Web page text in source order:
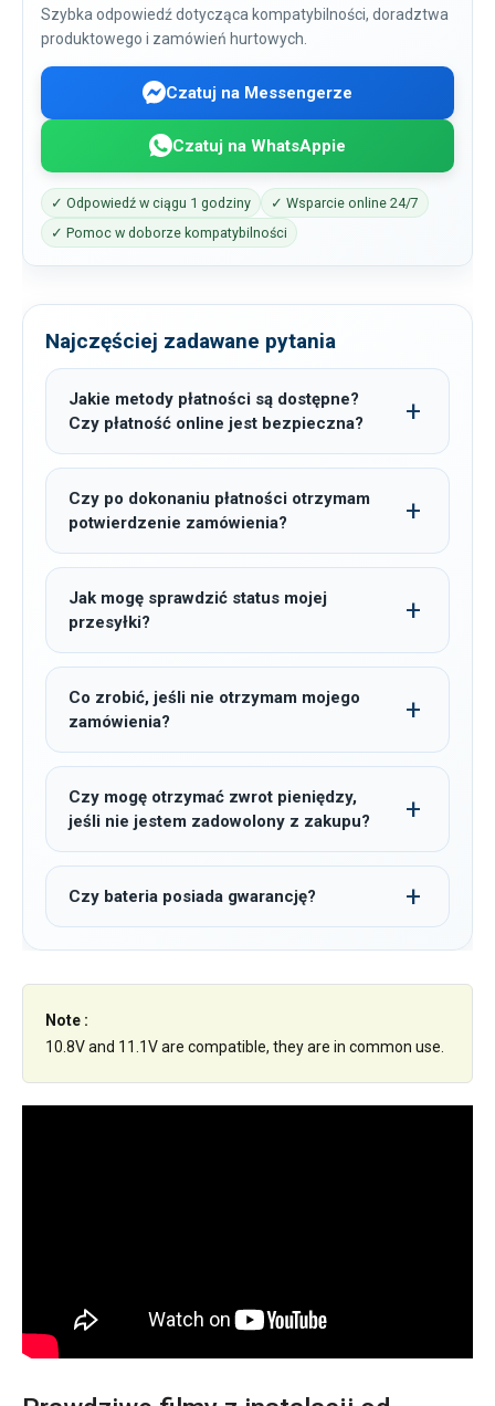
Szybka odpowiedź dotycząca kompatybilności, doradztwa
produktowego i zamówień hurtowych.
Czatuj na Messengerze
Czatuj na WhatsAppie
✓ Odpowiedź w ciągu 1 godziny
✓ Wsparcie online 24/7
✓ Pomoc w doborze kompatybilności
Najczęściej zadawane pytania
Jakie metody płatności są dostępne?
Czy płatność online jest bezpieczna?
Czy po dokonaniu płatności otrzymam
potwierdzenie zamówienia?
Jak mogę sprawdzić status mojej
przesyłki?
Co zrobić, jeśli nie otrzymam mojego
zamówienia?
Czy mogę otrzymać zwrot pieniędzy,
jeśli nie jestem zadowolony z zakupu?
Czy bateria posiada gwarancję?
Note :
10.8V and 11.1V are compatible, they are in common use.